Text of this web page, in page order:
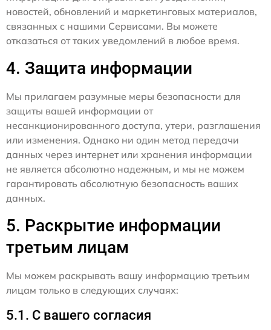
новостей, обновлений и маркетинговых материалов,
связанных с нашими Сервисами. Вы можете
отказаться от таких уведомлений в любое время.
4. Защита информации
Мы прилагаем разумные меры безопасности для
защиты вашей информации от
несанкционированного доступа, утери, разглашения
или изменения. Однако ни один метод передачи
данных через интернет или хранения информации
не является абсолютно надежным, и мы не можем
гарантировать абсолютную безопасность ваших
данных.
5. Раскрытие информации
третьим лицам
Мы можем раскрывать вашу информацию третьим
лицам только в следующих случаях:
5.1. С вашего согласия